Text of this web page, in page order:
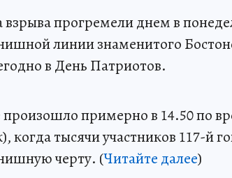
взрыва прогремели днем в
линии знаменитого
в День Патриотов.
произошло примерно в 14.50 по
когда тысячи участников 117-й
черту. (Читайте далее)